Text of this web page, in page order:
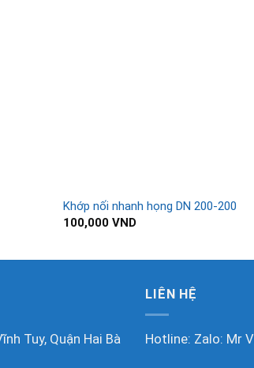
Khớp nối nhanh họng DN 200-200
100,000 VND
Tuy, Quận Hai Bà
LIÊN HỆ
Hotline: Zalo: Mr